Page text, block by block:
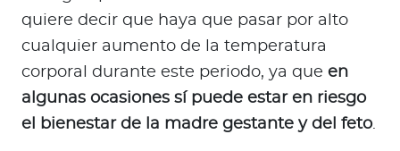
quiere decir que haya que pasar por alto
cualquier aumento de la temperatura
corporal durante este periodo, ya que en
algunas ocasiones sí puede estar en riesgo
el bienestar de la madre gestante y del feto.